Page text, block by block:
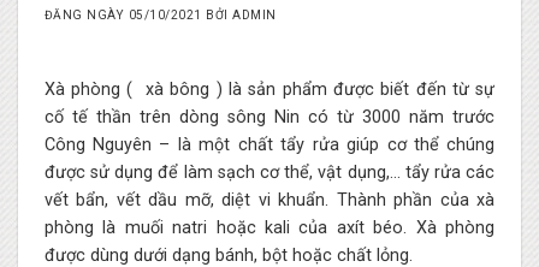
ĐĂNG NGÀY 05/10/2021 BỞIADMIN
Xà phòng ( xà bông ) là sản phẩm được biết đến từ sự
cố tế thần trên dòng sông Nin có từ 3000 năm trước
Công Nguyên – là một chất tẩy rửa giúp cơ thể chúng
được sử dụng để làm sạch cơ thể, vật dụng,… tẩy rửa các
vết bẩn, vết dầu mỡ, diệt vi khuẩn. Thành phần của xà
phòng là muối natri hoặc kali của axít béo. Xà phòng
được dùng dưới dạng bánh, bột hoặc chất lỏng.